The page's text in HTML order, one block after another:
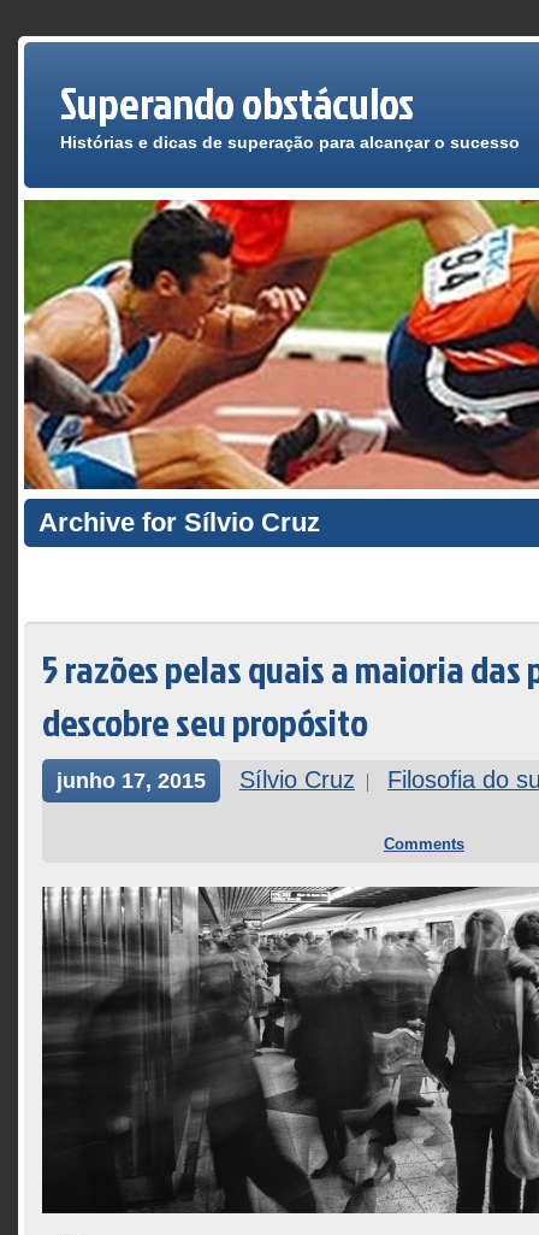
Superando obstáculos
Histórias e dicas de superação para alcançar o sucesso
Archive for Sílvio Cruz
5 razões pelas quais a maioria das
descobre seu propósito
junho 17, 2015 Sílvio Cruz Filosofia do
Comments